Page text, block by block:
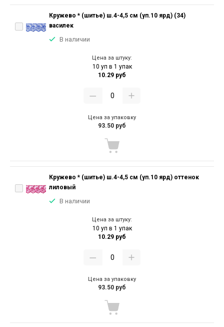
Кружево * (шитье) ш.4-4,5 см (уп.10 ярд) (34)
василек
В наличии
Цена за штуку:
10 уп в 1 упак
10.29 руб
Цена за упаковку
93.50 руб
Кружево * (шитье) ш.4-4,5 см (уп.10 ярд) оттенок
лиловый
В наличии
Цена за штуку:
10 уп в 1 упак
10.29 руб
Цена за упаковку
93.50 руб